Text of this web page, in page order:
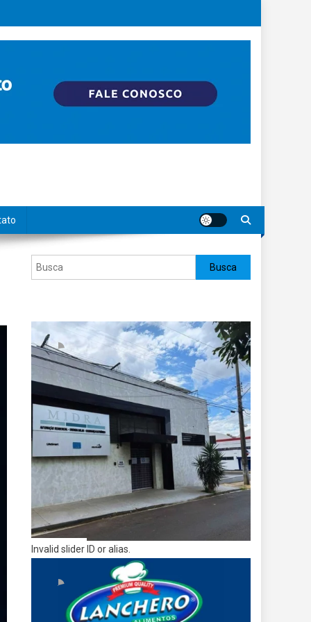
Pesquisar Busca
Invalid slider ID or alias.